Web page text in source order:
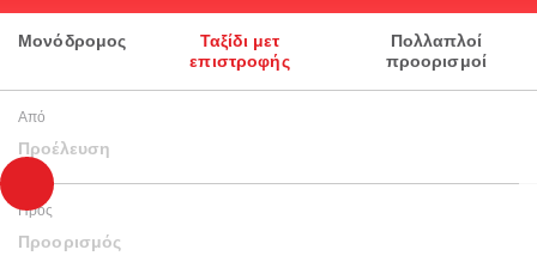
Μονόδρομος
Ταξίδι μετ
επιστροφής
Πολλαπλοί
προορισμοί
Από
Προέλευση
Προς
Προορισμός